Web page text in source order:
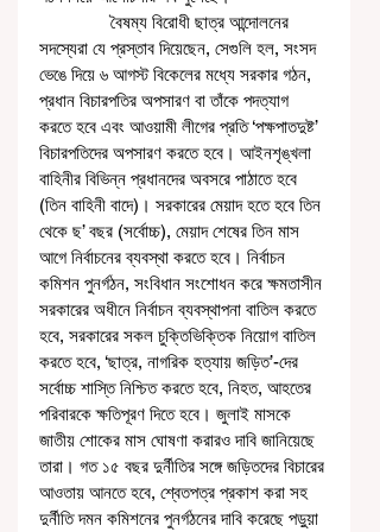
               বৈষম্য বিরোধী ছাত্র আন্দোলনের
সদস্যেরা যে প্রস্তাব দিয়েছেন, সেগুলি হল, সংসদ
ভেঙে দিয়ে ৬ আগস্ট বিকেলের মধ্যে সরকার গঠন,
প্রধান বিচারপতির অপসারণ বা তাঁকে পদত্যাগ
করতে হবে এবং আওয়ামী লীগের প্রতি ‘পক্ষপাতদুষ্ট’
বিচারপতিদের অপসারণ করতে হবে। আইনশৃঙ্খলা
বাহিনীর বিভিন্ন প্রধানদের অবসরে পাঠাতে হবে
(তিন বাহিনী বাদে)। সরকারের মেয়াদ হতে হবে তিন
থেকে ছ’ বছর (সর্বোচ্চ), মেয়াদ শেষের তিন মাস
আগে নির্বাচনের ব্যবস্থা করতে হবে। নির্বাচন
কমিশন পুনর্গঠন, সংবিধান সংশোধন করে ক্ষমতাসীন
সরকারের অধীনে নির্বাচন ব্যবস্থাপনা বাতিল করতে
হবে, সরকারের সকল চুক্তিভিক্তিক নিয়োগ বাতিল
করতে হবে, ‘ছাত্র, নাগরিক হত্যায় জড়িত’-দের
সর্বোচ্চ শাস্তি নিশ্চিত করতে হবে, নিহত, আহতের
পরিবারকে ক্ষতিপূরণ দিতে হবে। জুলাই মাসকে
জাতীয় শোকের মাস ঘোষণা করারও দাবি জানিয়েছে
তারা। গত ১৫ বছর দুর্নীতির সঙ্গে জড়িতদের বিচারের
আওতায় আনতে হবে, শ্বেতপত্র প্রকাশ করা সহ
দুর্নীতি দমন কমিশনের পুনর্গঠনের দাবি করেছে পড়ুয়া